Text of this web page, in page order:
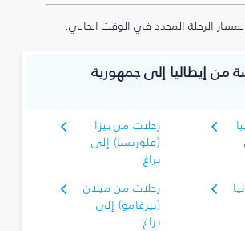
الرحلة المحدد في الوقت الحالي.
من إيطاليا إلى جمهورية
رحلات من بيزا
(فلورنسا) إلى
براغ
رحلات من ميلان
(بيرغامو) إلى
براغ